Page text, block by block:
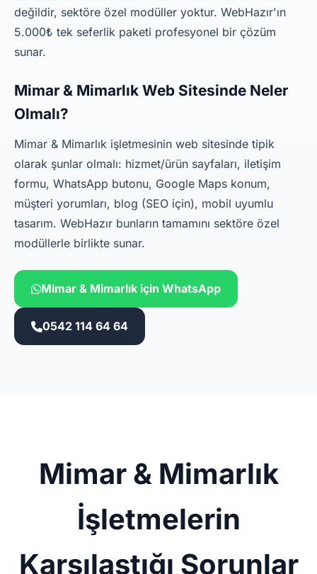
değildir, sektöre özel modüller yoktur. WebHazır'ın
5.000₺ tek seferlik paketi profesyonel bir çözüm
sunar.
Mimar & Mimarlık Web Sitesinde Neler
Olmalı?
Mimar & Mimarlık işletmesinin web sitesinde tipik
olarak şunlar olmalı: hizmet/ürün sayfaları, iletişim
formu, WhatsApp butonu, Google Maps konum,
müşteri yorumları, blog (SEO için), mobil uyumlu
tasarım. WebHazır bunların tamamını sektöre özel
modüllerle birlikte sunar.
Mimar & Mimarlık için WhatsApp
0542 114 64 64
Mimar & Mimarlık
İşletmelerin
Karşılaştığı Sorunlar